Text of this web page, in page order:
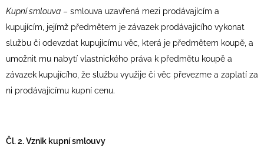
Kupní smlouva – smlouva uzavřená mezi prodávajícím a
kupujícím, jejímž předmětem je závazek prodávajícího vykonat
službu či odevzdat kupujícímu věc, která je předmětem koupě, a
umožnit mu nabytí vlastnického práva k předmětu koupě a
závazek kupujícího, že službu využije či věc převezme a zaplatí za
ni prodávajícímu kupní cenu.
Čl. 2. Vznik kupní smlouvy